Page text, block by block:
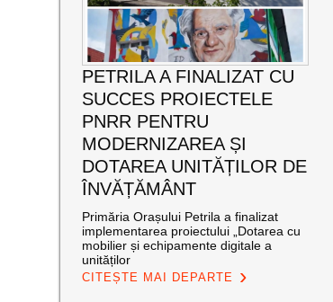
PETRILA A FINALIZAT CU
SUCCES PROIECTELE
PNRR PENTRU
MODERNIZAREA ȘI
DOTAREA UNITĂȚILOR DE
ÎNVĂȚĂMÂNT
Primăria Orașului Petrila a finalizat
implementarea proiectului „Dotarea cu
mobilier și echipamente digitale a
unităților
CITEȘTE MAI DEPARTE